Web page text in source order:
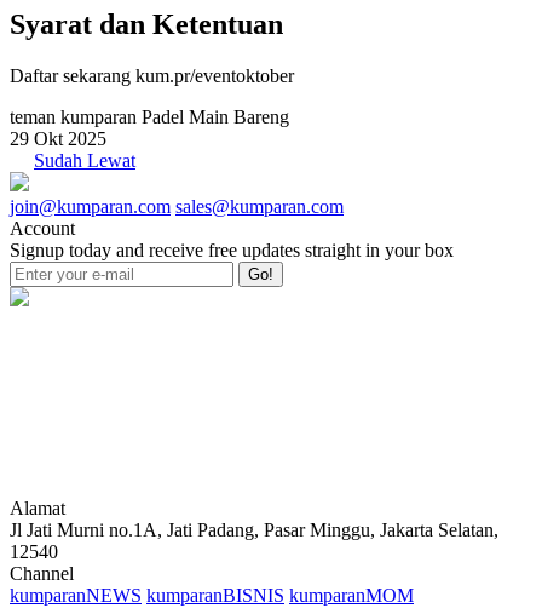
Syarat dan Ketentuan
Daftar sekarang kum.pr/eventoktober
teman kumparan Padel Main Bareng
29 Okt 2025
Sudah Lewat
join@kumparan.com sales@kumparan.com
Account
Signup today and receive free updates straight in your box
Go!
Alamat
Jl Jati Murni no.1A, Jati Padang, Pasar Minggu, Jakarta Selatan,
12540
Channel
kumparanNEWS kumparanBISNIS kumparanMOM